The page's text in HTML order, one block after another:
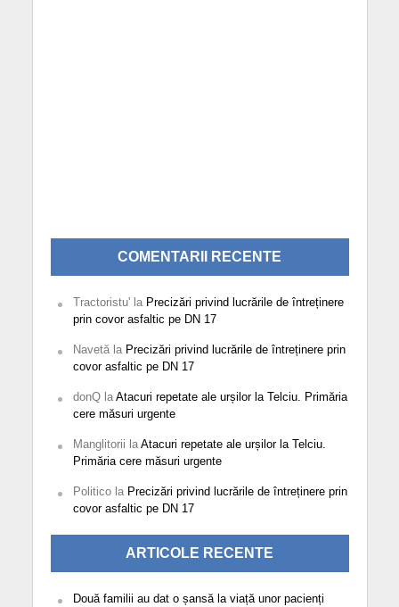
COMENTARII RECENTE
Tractoristu'la Precizări privind lucrările de întreținere
prin covor asfaltic pe DN 17
Navetăla Precizări privind lucrările de întreținere prin
covor asfaltic pe DN 17
donQla Atacuri repetate ale urșilor la Telciu. Primăria
cere măsuri urgente
Manglitorii la Atacuri repetate ale urșilor la Telciu.
Primăria cere măsuri urgente
Politicola Precizări privind lucrările de întreținere prin
covor asfaltic pe DN 17
ARTICOLE RECENTE
Două familii au dat o șansă la viață unor pacienți